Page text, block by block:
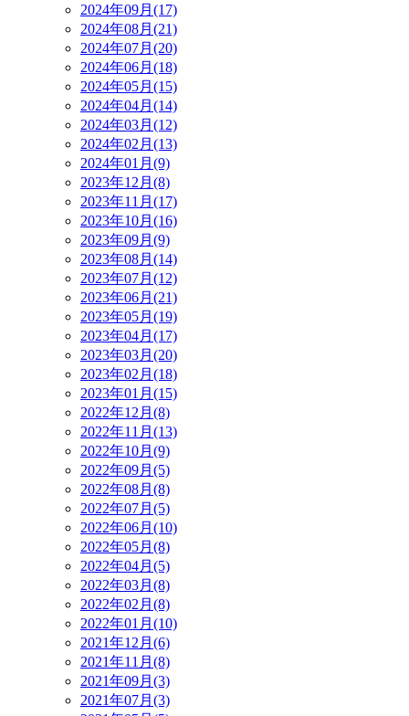
2024年09月(17)
2024年08月(21)
2024年07月(20)
2024年06月(18)
2024年05月(15)
2024年04月(14)
2024年03月(12)
2024年02月(13)
2024年01月(9)
2023年12月(8)
2023年11月(17)
2023年10月(16)
2023年09月(9)
2023年08月(14)
2023年07月(12)
2023年06月(21)
2023年05月(19)
2023年04月(17)
2023年03月(20)
2023年02月(18)
2023年01月(15)
2022年12月(8)
2022年11月(13)
2022年10月(9)
2022年09月(5)
2022年08月(8)
2022年07月(5)
2022年06月(10)
2022年05月(8)
2022年04月(5)
2022年03月(8)
2022年02月(8)
2022年01月(10)
2021年12月(6)
2021年11月(8)
2021年09月(3)
2021年07月(3)